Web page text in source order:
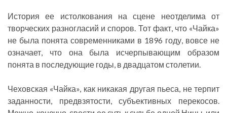
История ее истолкования на сцене неотделима от
творческих разногласий и споров. Тот факт, что «Чайка»
не была понята современниками в 1896 году, вовсе не
означает, что она была исчерпывающим образом
понята в последующие годы, в двадцатом столетии.
Чеховская «Чайка», как никакая другая пьеса, не терпит
заданности, предвзятости, субъективных перекосов.